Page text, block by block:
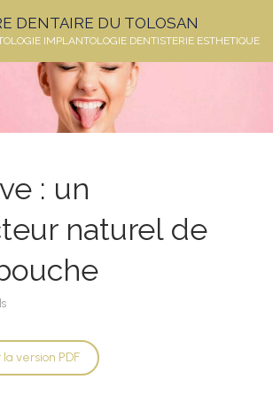
DENTAIRE DU TOLOSAN
IMPLANTOLOGIE DENTISTERIE ESTHETIQUE
: un
naturel de
version PDF